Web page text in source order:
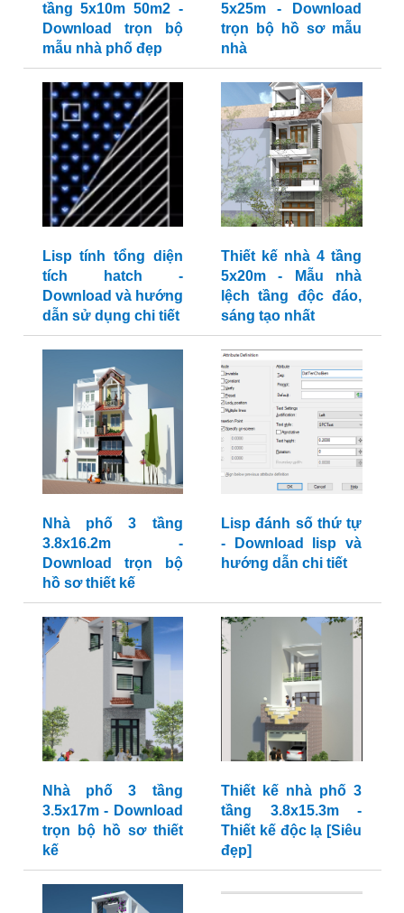
tầng 5x10m 50m2 -
Download trọn bộ
mẫu nhà phố đẹp
5x25m - Download
trọn bộ hồ sơ mẫu
nhà
Lisp tính tổng diện
tích hatch -
Download và hướng
dẫn sử dụng chi tiết
Thiết kế nhà 4 tầng
5x20m - Mẫu nhà
lệch tầng độc đáo,
sáng tạo nhất
Nhà phố 3 tầng
3.8x16.2m -
Download trọn bộ
hồ sơ thiết kế
Lisp đánh số thứ tự
- Download lisp và
hướng dẫn chi tiết
Nhà phố 3 tầng
3.5x17m - Download
trọn bộ hồ sơ thiết
kế
Thiết kế nhà phố 3
tầng 3.8x15.3m -
Thiết kế độc lạ [Siêu
đẹp]